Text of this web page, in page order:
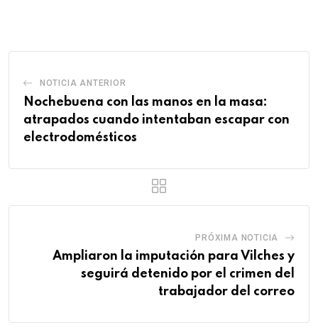
NOTICIA ANTERIOR
Nochebuena con las manos en la masa:
atrapados cuando intentaban escapar con
electrodomésticos
PRÓXIMA NOTICIA
Ampliaron la imputación para Vilches y
seguirá detenido por el crimen del
trabajador del correo